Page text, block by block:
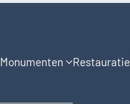
Monumenten Restauratie